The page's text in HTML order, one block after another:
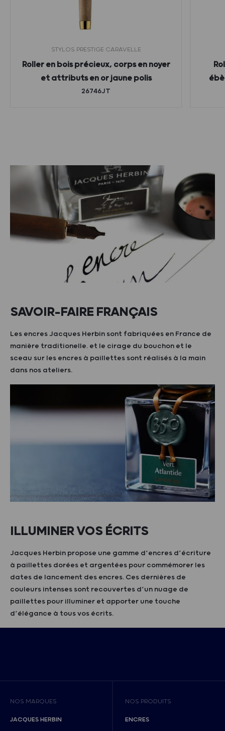
STYLOS PRESTIGE CARAVELLE
Roller en bois précieux, corps en noyer
et attributs en or jaune polis
26746JT
SAVOIR-FAIRE FRANÇAIS
Les encres Jacques Herbin sont fabriquées en France de
manière traditionelle. et le cirage du bouchon et le
sceau sur les encres à paillettes sont réalisés à la main
dans nos ateliers.
ILLUMINER VOS ÉCRITS
Jacques Herbin propose une gamme d’encres d’écriture
à paillettes dorées et argentées pour commémorer les
dates de lancement des encres. Ces dernières de
couleurs intenses sont recouvertes d’un nuage de
paillettes pour illuminer et apporter une touche
d’élégance à tous vos écrits.
NOS MARQUES
JACQUES HERBIN
NOS PRODUITS
ENCRES